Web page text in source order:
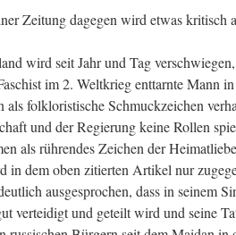
Zeitung dagegen wird etwas kritisch
wird seit Jahr und Tag
im 2. Weltkrieg enttarnte Mann
als folkloristische Schmuckzeichen
und der Regierung keine Rollen
als rührendes Zeichen der
in dem oben zitierten Artikel nur
ausgesprochen, dass in seinem
verteidigt und geteilt wird und seine